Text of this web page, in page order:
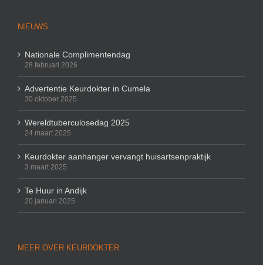
NIEUWS
Nationale Complimentendag
28 februari 2026
Advertentie Keurdokter in Cumela
30 oktober 2025
Wereldtuberculosedag 2025
24 maart 2025
Keurdokter aanhanger vervangt huisartsenpraktijk
3 maart 2025
Te Huur in Andijk
20 januari 2025
MEER OVER KEURDOKTER